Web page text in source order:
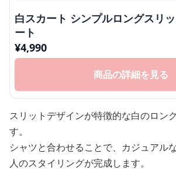
白スカート シンプルロングスリ
ート
¥4,990
商品の詳細を見る
スリットデザインが特徴的な白のロン
す。
シャツと合わせることで、カジュアル
人のスタイリングが完成します。